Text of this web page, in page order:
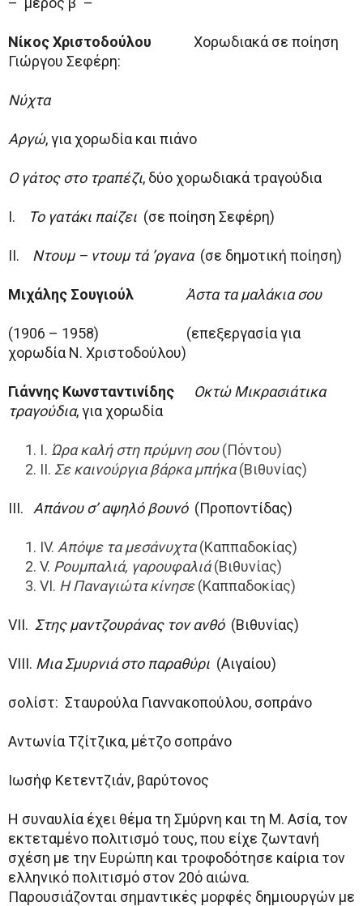
Νίκος Χριστοδούλου
Χορωδιακά σε ποίηση
Γιώργου Σεφέρη:
Νύχτα
Αργώ, για χορωδία και πιάνο
Ο γάτος στο τραπέζι, δύο χορωδιακά τραγούδια
Ι. Το γατάκι παίζει (σε ποίηση Σεφέρη)
ΙΙ. Ντουμ – ντουμ τά ’ργανα(σε δημοτική ποίηση)
Μιχάλης Σουγιούλ Άστα τα μαλάκια σου
(1906 – 1958) (επεξεργασία για
χορωδία Ν. Χριστοδούλου)
Γιάννης Κωνσταντινίδης
Οκτώ Μικρασιάτικα
τραγούδια, για χορωδία
I. Ώρα καλή στη πρύμνη σου(Πόντου)
II. Σε καινούργια βάρκα μπήκα(Βιθυνίας)
III. Απάνου σ’ αψηλό βουνό(Προποντίδας)
IV. Απόψε τα μεσάνυχτα(Καππαδοκίας)
V. Ρουμπαλιά, γαρουφαλιά(Βιθυνίας)
VI. Η Παναγιώτα κίνησε(Καππαδοκίας)
VII. Στης μαντζουράνας τον ανθό(Βιθυνίας)
VIII. Μια Σμυρνιά στο παραθύρι (Αιγαίου)
σολίστ: Σταυρούλα Γιαννακοπούλου, σοπράνο
Αντωνία Τζίτζικα, μέτζο σοπράνο
Ιωσήφ Κετεντζιάν, βαρύτονος
Η συναυλία έχει θέμα τη Σμύρνη και τη Μ. Ασία, τον
εκτεταμένο πολιτισμό τους, που είχε ζωντανή
σχέση με την Ευρώπη και τροφοδότησε καίρια τον
ελληνικό πολιτισμό στον 20ό αιώνα.
Παρουσιάζονται σημαντικές μορφές δημιουργών με